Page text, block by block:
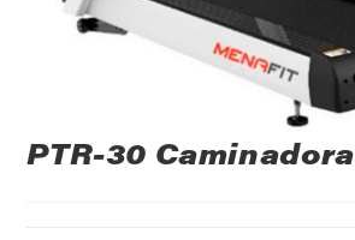
PTR-30 Caminadora